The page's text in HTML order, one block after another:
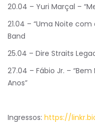
20.04 – Yuri Marçal –
21.04 – “Uma Noite
Band
25.04 – Dire Straits
27.04 – Fábio Jr. –
Anos”
Ingressos: https://linkr.bio/